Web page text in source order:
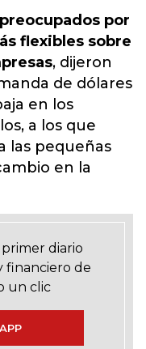
por
flexibles sobre
, dijeron
de dólares
en los
a los que
las pequeñas
en la
diario
financiero de
un clic